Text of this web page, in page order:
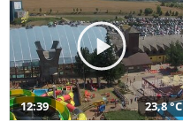
12:39 23,8 °C